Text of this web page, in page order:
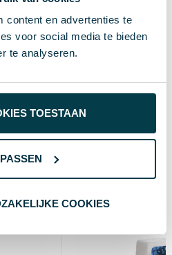
content en advertenties te
voor social media te bieden
te analyseren.
TOESTAAN
COOKIES
5.6 cm
25 cm
bekijken